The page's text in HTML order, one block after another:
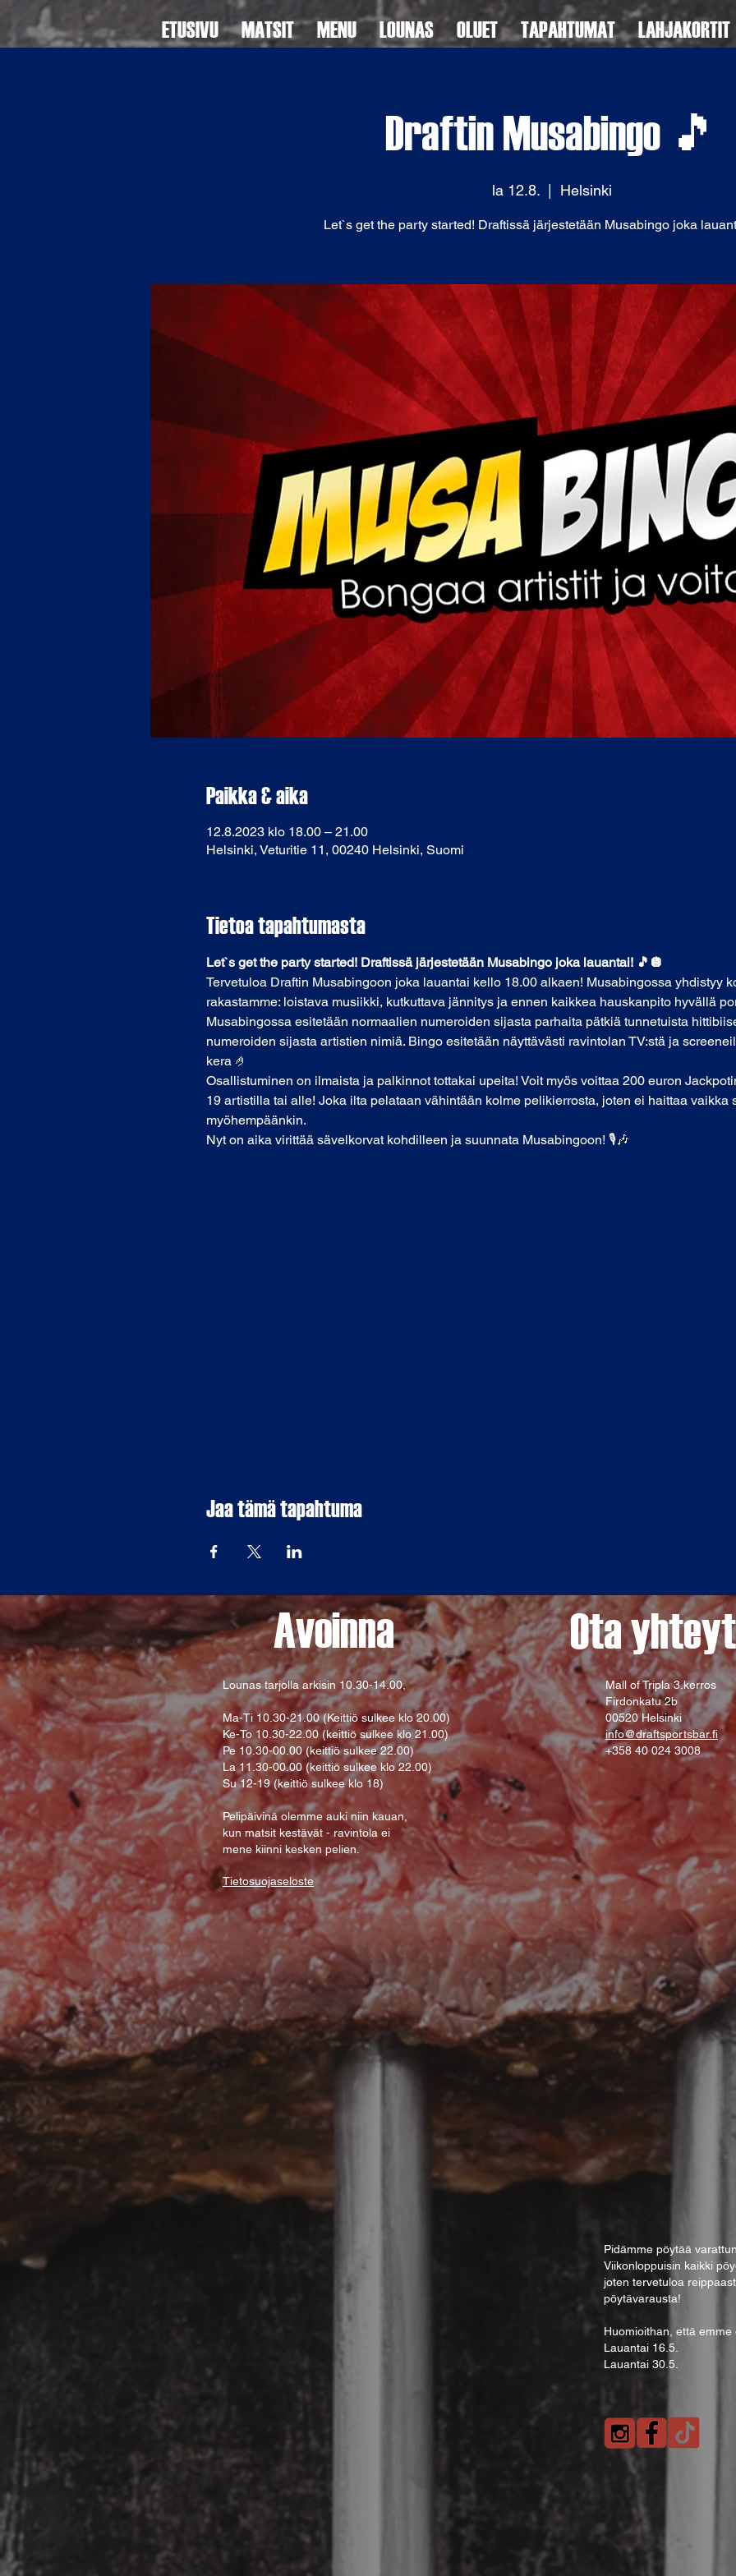
ETUSIVU MATSIT MENU LOUNAS OLUET TAPAHTUMAT LAHJAKORTIT
Draftin Musabingo 🎵
la 12.8. Helsinki
Paikka & aika
12.8.2023 klo 18.00 – 21.00
Helsinki, Veturitie 11, 00240 Helsinki, Suomi
Tietoa tapahtumasta
Let`s get the party started! Draftissä järjestetään Musabingo joka lauantai! 🎵🪩
Tervetuloa Draftin Musabingoon joka lauantai kello 18.00 alkaen! Musabingossa yhdistyy
rakastamme: loistava musiikki, kutkuttava jännitys ja ennen kaikkea hauskanpito hyvällä
Musabingossa esitetään normaalien numeroiden sijasta parhaita pätkiä tunnetuista
numeroiden sijasta artistien nimiä. Bingo esitetään näyttävästi ravintolan TV:stä ja
kera 🤌
Osallistuminen on ilmaista ja palkinnot tottakai upeita! Voit myös voittaa 200 euron
19 artistilla tai alle! Joka ilta pelataan vähintään kolme pelikierrosta, joten ei haittaa vaikka
myöhempäänkin.
Nyt on aika virittää sävelkorvat kohdilleen ja suunnata Musabingoon! 🎙🎶
Jaa tämä tapahtuma
Avoinna Ota
Lounas tarjolla arkisin 10.30-14.00,
Ma-Ti 10.30-21.00 (Keittiö sulkee klo 20.00)
Ke-To 10.30-22.00 (keittiö sulkee klo 21.00)
Pe 10.30-00.00 (keittiö sulkee 22.00)
La 11.30-00.00 (keittiö sulkee klo 22.00)
Su 12-19 (keittiö sulkee klo 18)
Pelipäivinä olemme auki niin kauan,
kun matsit kestävät - ravintola ei
mene kiinni kesken pelien.
Tietosuojaseloste
Mall of Tripla 3.kerros
Firdonkatu 2b
00520 Helsinki
info@draftsportsbar.fi
+358 40 024 3008
Pidämme pöytää
Viikonloppuisin kaikki
joten tervetuloa
pöytävarausta!
Huomioithan, että
Lauantai 16.5.
Lauantai 30.5.